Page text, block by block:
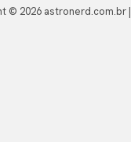
© 2026